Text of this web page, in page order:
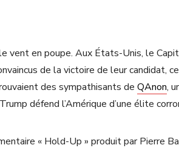
vent en poupe. Aux États-Unis, le
de la victoire de leur candidat,
des sympathisants de QAnon,
défend l’Amérique d’une élite
« Hold-Up » produit par Pierre